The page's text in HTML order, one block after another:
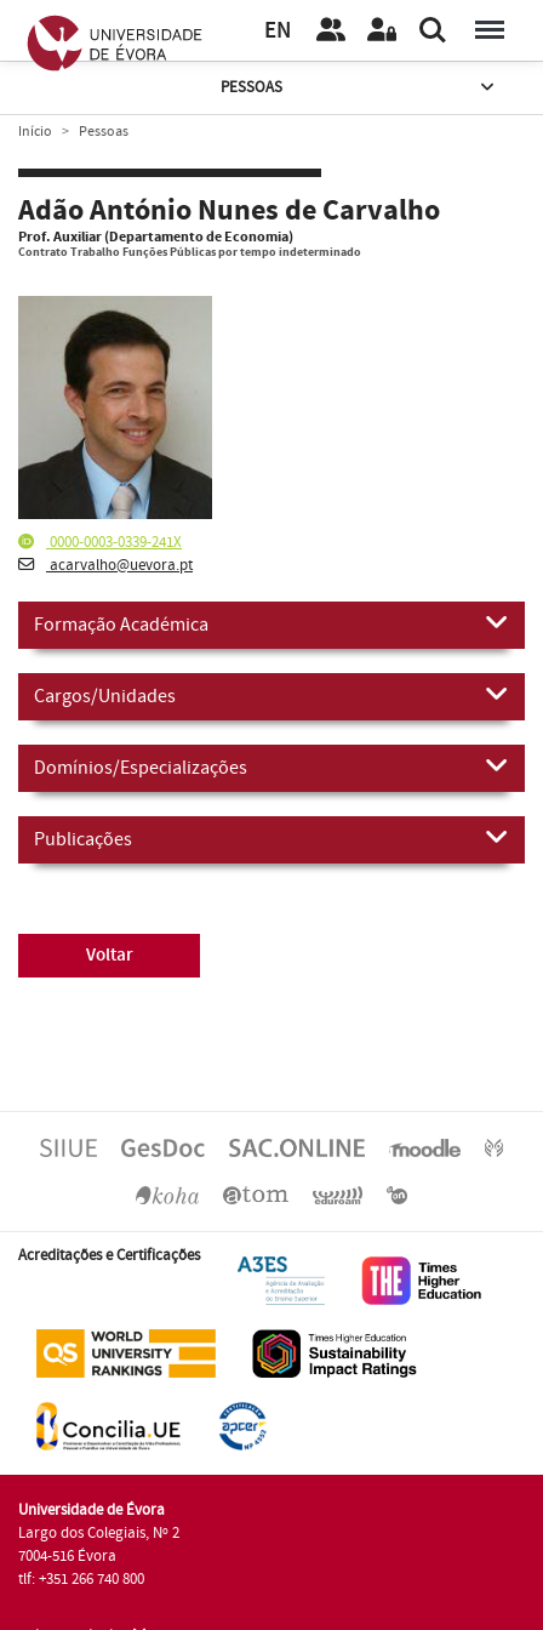
EN
PESSOAS
Início Pessoas
Adão António Nunes de Carvalho
Prof. Auxiliar (Departamento de Economia)
Contrato Trabalho Funções Públicas por tempo indeterminado
0000-0003-0339-241X
acarvalho@uevora.pt
Formação Académica
Cargos/Unidades
Domínios/Especializações
Publicações
Voltar
Acreditações e Certificações
Universidade de Évora
Largo dos Colegiais, Nº 2
7004-516 Évora
tlf: +351 266 740 800